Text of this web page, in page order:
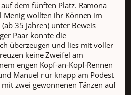
dem fünften Platz. Ramona
Menig wollten ihr Können im
35 Jahren) unter Beweis
Paar konnte die
überzeugen und lies mit voller
keine Zweifel am
engen Kopf-an-Kopf-Rennen
Manuel nur knapp am Podest
zwei gewonnenen Tänzen auf